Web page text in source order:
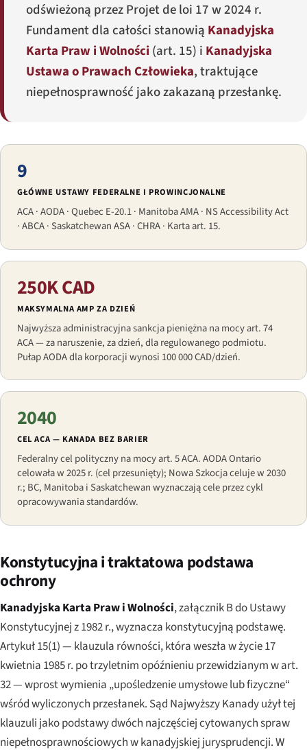
odświeżoną przezProjet de loi 17w 2024 r.
Fundament dla całości stanowią Kanadyjska
Karta Praw i Wolności (art. 15) i Kanadyjska
Ustawa o Prawach Człowieka, traktujące
niepełnosprawność jako zakazaną przesłankę.
9
GŁÓWNE USTAWY FEDERALNE I PROWINCJONALNE
ACA · AODA · Quebec E-20.1 · Manitoba AMA · NS Accessibility Act
· ABCA · Saskatchewan ASA · CHRA · Karta art. 15.
250K CAD
MAKSYMALNA AMP ZA DZIEŃ
Najwyższa administracyjna sankcja pieniężna na mocy art. 74
ACA — za naruszenie, za dzień, dla regulowanego podmiotu.
Pułap AODA dla korporacji wynosi 100 000 CAD/dzień.
2040
CEL ACA — KANADA BEZ BARIER
Federalny cel polityczny na mocy art. 5 ACA. AODA Ontario
celowała w 2025 r. (cel przesunięty); Nowa Szkocja celuje w 2030
r.; BC, Manitoba i Saskatchewan wyznaczają cele przez cykl
opracowywania standardów.
Konstytucyjna i traktatowa podstawa
ochrony
Kanadyjska Karta Praw i Wolności, załącznik B do Ustawy
Konstytucyjnej z 1982 r., wyznacza konstytucyjną podstawę.
Artykuł 15(1) — klauzula równości, która weszła w życie 17
kwietnia 1985 r. po trzyletnim opóźnieniu przewidzianym w art.
32 — wprost wymienia „upośledzenie umysłowe lub fizyczne“
wśród wyliczonych przesłanek. Sąd Najwyższy Kanady użył tej
klauzuli jako podstawy dwóch najczęściej cytowanych spraw
niepełnosprawnościowych w kanadyjskiej jurysprudencji. W